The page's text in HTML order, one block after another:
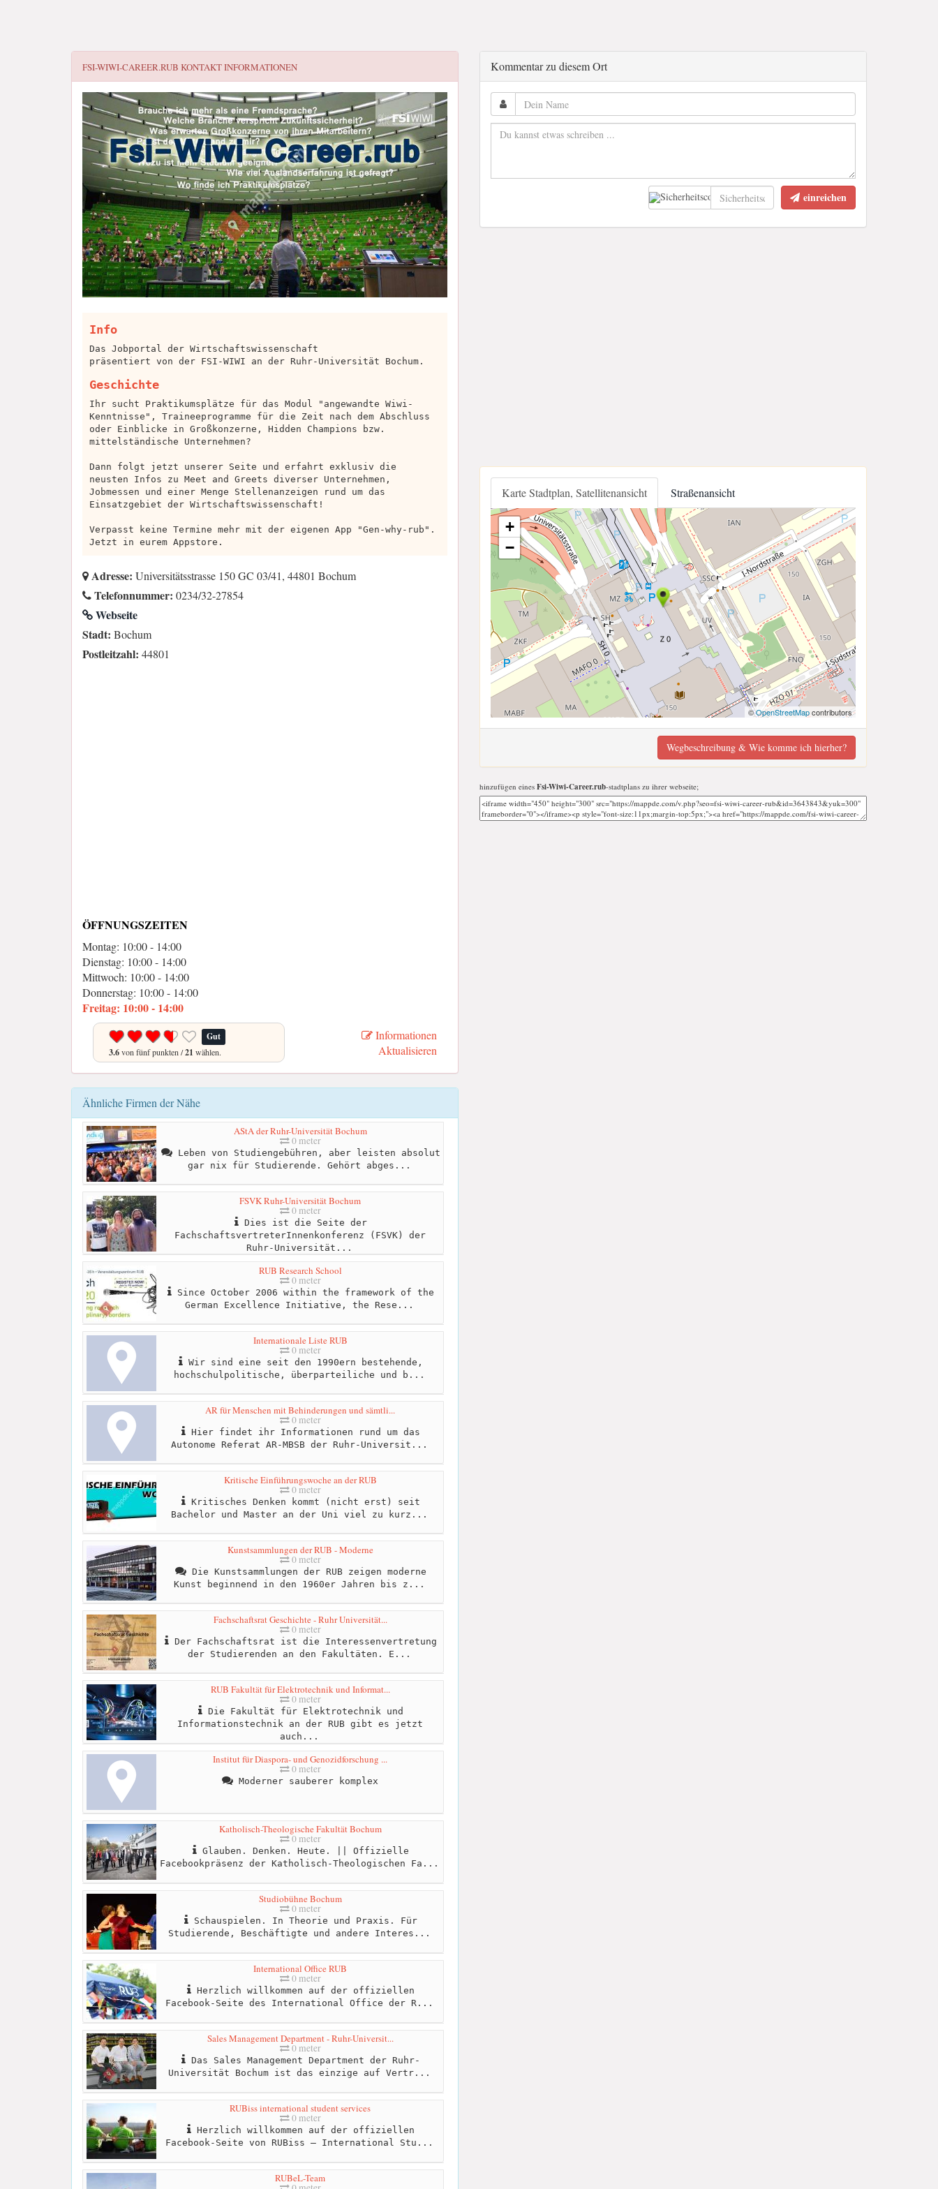
FSI-WIWI-CAREER.RUB KONTAKT INFORMATIONEN
Info
Das Jobportal der Wirtschaftswissenschaft
präsentiert von der FSI-WIWI an der Ruhr-Universität Bochum.
Geschichte
Ihr sucht Praktikumsplätze für das Modul "angewandte Wiwi-
Kenntnisse", Traineeprogramme für die Zeit nach dem Abschluss
oder Einblicke in Großkonzerne, Hidden Champions bzw.
mittelständische Unternehmen?
Dann folgt jetzt unserer Seite und erfahrt exklusiv die
neusten Infos zu Meet and Greets diverser Unternehmen,
Jobmessen und einer Menge Stellenanzeigen rund um das
Einsatzgebiet der Wirtschaftswissenschaft!
Verpasst keine Termine mehr mit der eigenen App "Gen-why-rub".
Jetzt in eurem Appstore.
Adresse: Universitätsstrasse 150 GC 03/41, 44801 Bochum
Telefonnummer: 0234/32-27854
Webseite
Stadt: Bochum
Postleitzahl: 44801
ÖFFNUNGSZEITEN
Montag: 10:00 - 14:00
Dienstag: 10:00 - 14:00
Mittwoch: 10:00 - 14:00
Donnerstag: 10:00 - 14:00
Freitag: 10:00 - 14:00
Gut
3.6von fünf punkten /21 wählen.
Informationen
Aktualisieren
Ähnliche Firmen der Nähe
AStA der Ruhr-Universität Bochum
0 meter
Leben von Studiengebühren, aber leisten absolut
gar nix für Studierende. Gehört abges...
FSVK Ruhr-Universität Bochum
0 meter
Dies ist die Seite der
FachschaftsvertreterInnenkonferenz (FSVK) der
Ruhr-Universität...
RUB Research School
0 meter
Since October 2006 within the framework of the
German Excellence Initiative, the Rese...
Internationale Liste RUB
0 meter
Wir sind eine seit den 1990ern bestehende,
hochschulpolitische, überparteiliche und b...
AR für Menschen mit Behinderungen und sämtli...
0 meter
Hier findet ihr Informationen rund um das
Autonome Referat AR-MBSB der Ruhr-Universit...
Kritische Einführungswoche an der RUB
0 meter
Kritisches Denken kommt (nicht erst) seit
Bachelor und Master an der Uni viel zu kurz...
Kunstsammlungen der RUB - Moderne
0 meter
Die Kunstsammlungen der RUB zeigen moderne
Kunst beginnend in den 1960er Jahren bis z...
Fachschaftsrat Geschichte - Ruhr Universität...
0 meter
Der Fachschaftsrat ist die Interessenvertretung
der Studierenden an den Fakultäten. E...
RUB Fakultät für Elektrotechnik und Informat...
0 meter
Die Fakultät für Elektrotechnik und
Informationstechnik an der RUB gibt es jetzt
auch...
Institut für Diaspora- und Genozidforschung ...
0 meter
Moderner sauberer komplex
Katholisch-Theologische Fakultät Bochum
0 meter
Glauben. Denken. Heute. || Offizielle
Facebookpräsenz der Katholisch-Theologischen Fa...
Studiobühne Bochum
0 meter
Schauspielen. In Theorie und Praxis. Für
Studierende, Beschäftigte und andere Interes...
International Office RUB
0 meter
Herzlich willkommen auf der offiziellen
Facebook-Seite des International Office der R...
Sales Management Department - Ruhr-Universit...
0 meter
Das Sales Management Department der Ruhr-
Universität Bochum ist das einzige auf Vertr...
RUBiss international student services
0 meter
Herzlich willkommen auf der offiziellen
Facebook-Seite von RUBiss – International Stu...
RUBeL-Team
Kommentar zu diesem Ort
einreichen
Karte Stadtplan, Satellitenansicht Straßenansicht
+
−
©OpenStreetMapcontributors
Wegbeschreibung & Wie komme ich hierher?
hinzufügen eines Fsi-Wiwi-Career.rub-stadtplans zu ihrer webseite;